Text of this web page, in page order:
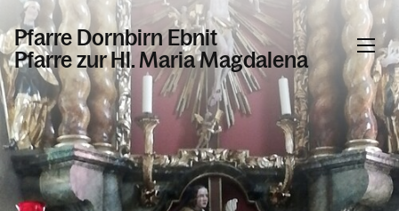
Pfarre Dornbirn Ebnit
Pfarre zur Hl. Maria Magdalena
Informationen
Kalender